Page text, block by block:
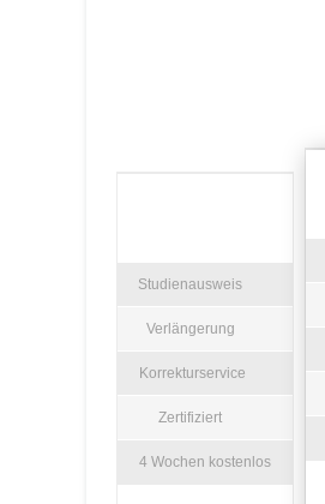
Studienausweis
Verlängerung
Korrekturservice
Zertifiziert
4 Wochen kostenlos